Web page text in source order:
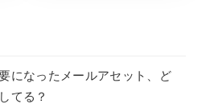
になったメールアセット、ど
てる？